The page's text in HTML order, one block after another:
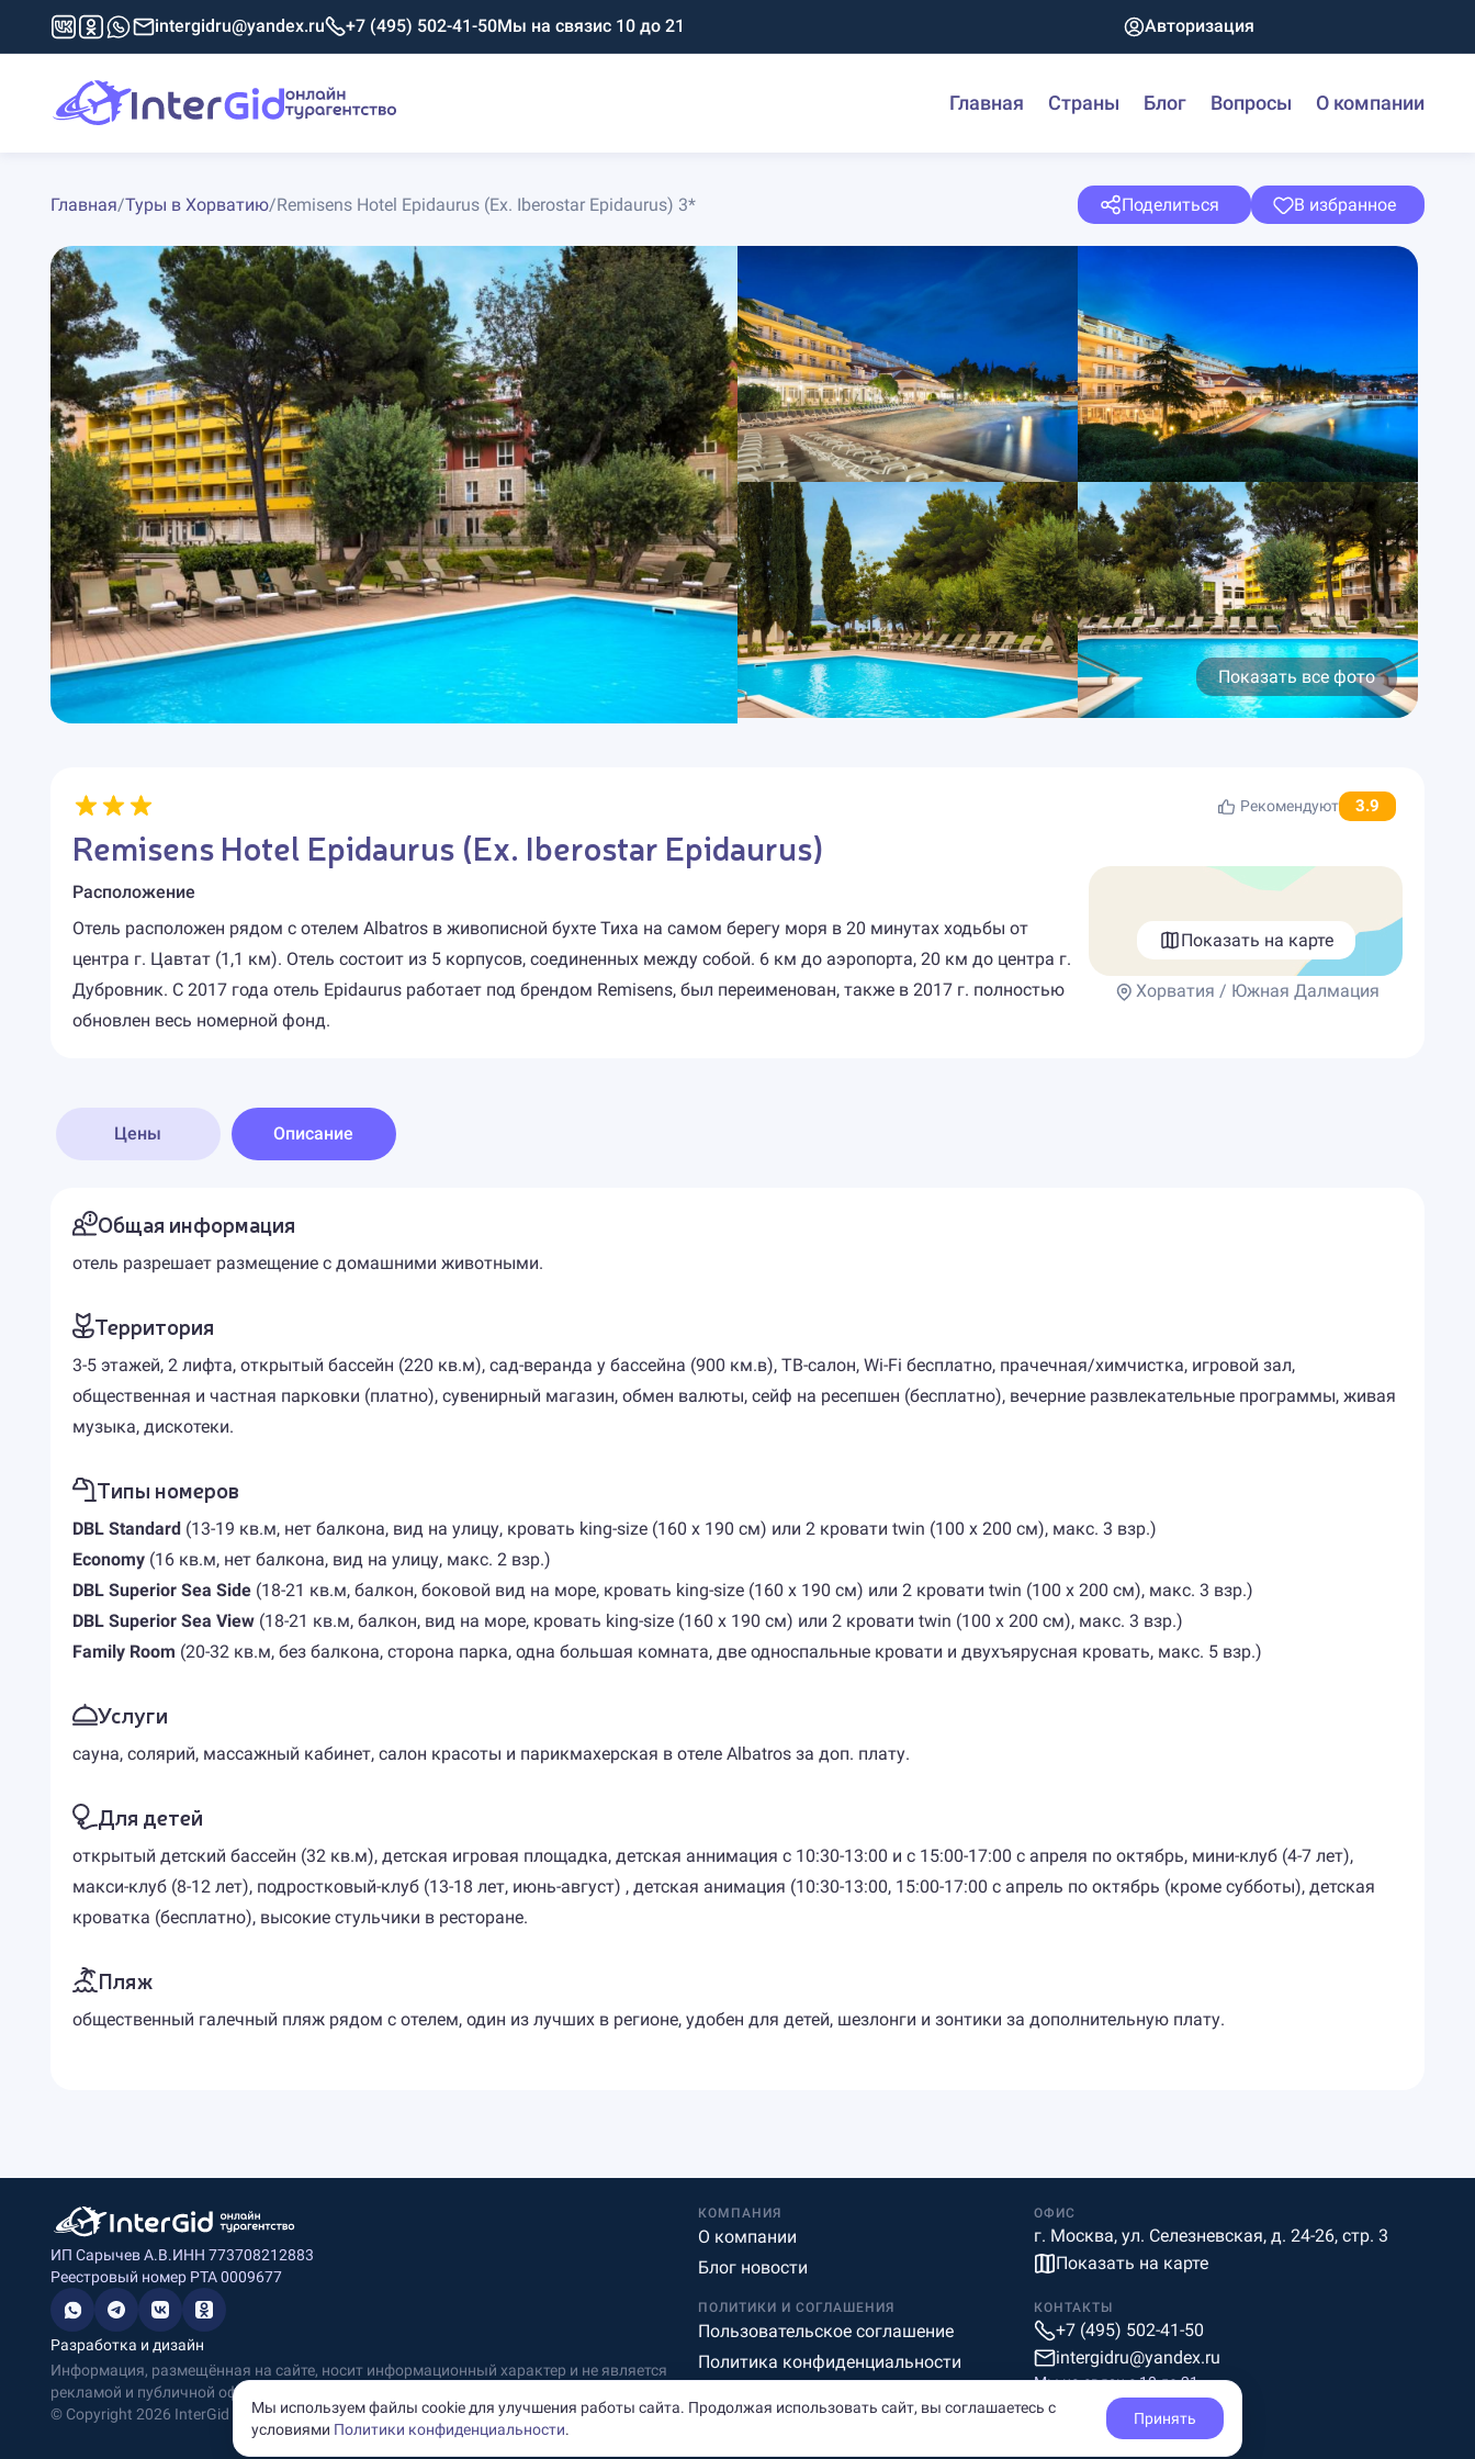
intergidru@yandex.ru +7 (495) 502-41-50Мы на связис 10 до 21 Авторизация
Главная Страны Блог Вопросы О компании
Главная/Туры в Хорватию/Remisens Hotel Epidaurus (Ex. Iberostar Epidaurus) 3* Поделиться В избранное
Показать все фото
Рекомендуют 3.9
Remisens Hotel Epidaurus (Ex. Iberostar Epidaurus)
Расположение
Отель расположен рядом с отелем Albatros в живописной бухте Тиха на самом берегу моря в 20 минутах ходьбы от
центра г. Цавтат (1,1 км). Отель состоит из 5 корпусов, соединенных между собой. 6 км до аэропорта, 20 км до центра г.
Дубровник. С 2017 года отель Epidaurus работает под брендом Remisens, был переименован, также в 2017 г. полностью
обновлен весь номерной фонд.
Показать на карте
Хорватия / Южная Далмация
Цены Описание
Общая информация
отель разрешает размещение с домашними животными.
Территория
3-5 этажей, 2 лифта, открытый бассейн (220 кв.м), сад-веранда у бассейна (900 км.в), ТВ-салон, Wi-Fi бесплатно, прачечная/химчистка, игровой зал,
общественная и частная парковки (платно), сувенирный магазин, обмен валюты, сейф на ресепшен (бесплатно), вечерние развлекательные программы, живая
музыка, дискотеки.
Типы номеров
DBL Standard(13-19 кв.м, нет балкона, вид на улицу, кровать king-size (160 x 190 см) или 2 кровати twin (100 x 200 см), макс. 3 взр.)
Economy (16 кв.м, нет балкона, вид на улицу, макс. 2 взр.)
DBL Superior Sea Side(18-21 кв.м, балкон, боковой вид на море, кровать king-size (160 x 190 см) или 2 кровати twin (100 x 200 см), макс. 3 взр.)
DBL Superior Sea View(18-21 кв.м, балкон, вид на море, кровать king-size (160 x 190 см) или 2 кровати twin (100 x 200 см), макс. 3 взр.)
Family Room (20-32 кв.м, без балкона, сторона парка, одна большая комната, две односпальные кровати и двухъярусная кровать, макс. 5 взр.)
Услуги
сауна, солярий, массажный кабинет, салон красоты и парикмахерская в отеле Albatros за доп. плату.
Для детей
открытый детский бассейн (32 кв.м), детская игровая площадка, детская аннимация с 10:30-13:00 и с 15:00-17:00 с апреля по октябрь, мини-клуб (4-7 лет),
макси-клуб (8-12 лет), подростковый-клуб (13-18 лет, июнь-август) , детская анимация (10:30-13:00, 15:00-17:00 с апрель по октябрь (кроме субботы), детская
кроватка (бесплатно), высокие стульчики в ресторане.
Пляж
общественный галечный пляж рядом с отелем, один из лучших в регионе, удобен для детей, шезлонги и зонтики за дополнительную плату.
ИП Сарычев А.В.ИНН 773708212883
Реестровый номер РТА 0009677
Разработка и дизайн
Информация, размещённая на сайте, носит информационный характер и не является
рекламой и публичной офертой.
© Copyright 2026 InterGid Все права защищены.
КОМПАНИЯ
О компании
Блог новости
ОФИС
г. Москва, ул. Селезневская, д. 24-26, стр. 3
Показать на карте
ПОЛИТИКИ И СОГЛАШЕНИЯ
Пользовательское соглашение
Политика конфиденциальности
КОНТАКТЫ
+7 (495) 502-41-50
intergidru@yandex.ru
Мы на связи c 10 до 21
Мы используем файлы cookie для улучшения работы сайта. Продолжая использовать сайт, вы соглашаетесь с
условиями Политики конфиденциальности.
Принять